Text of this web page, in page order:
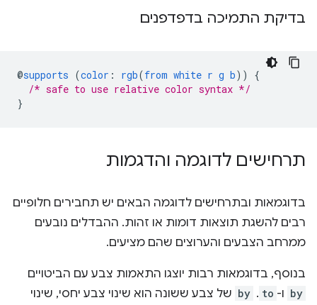
בדיקת התמיכה בדפדפנים
@supports (color : rgb(from white r g b))
{
/* safe to use relative color syntax */
}
תרחישים לדוגמה והדגמות
בדוגמאות ובתרחישים לדוגמה הבאים יש תחבירים חלופיים
רבים להשגת תוצאות דומות או זהות. ההבדלים נובעים
ממרחב הצבעים והערוצים שהם מציעים.
בנוסף, בדוגמאות רבות יוצגו התאמות צבע עם הביטויים
by ו- to
.
by של צבע ששונה הוא שינוי צבע יחסי, שינוי